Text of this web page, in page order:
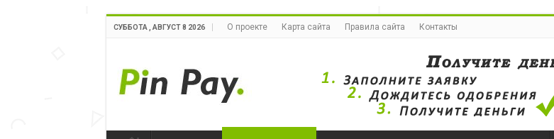
СУББОТА , АВГУСТ 8 2026 О проекте Карта сайта Правила сайта Контакты